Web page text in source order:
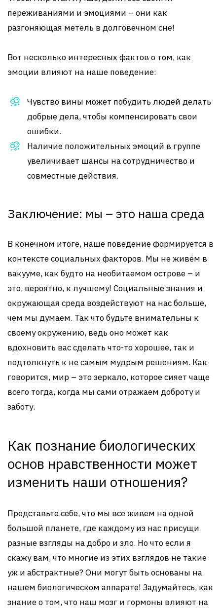
переживаниями и эмоциями – они как
разгоняющая метель в долговечном сне!
Вот несколько интересных фактов о том, как
эмоции влияют на наше поведение:
Чувство вины может побудить людей делать
добрые дела, чтобы компенсировать свои
ошибки.
Наличие положительных эмоций в группе
увеличивает шансы на сотрудничество и
совместные действия.
Заключение: мы – это наша среда
В конечном итоге, наше поведение формируется в
контексте социальных факторов. Мы не живём в
вакууме, как будто на необитаемом острове – и
это, вероятно, к лучшему! Социальные знания и
окружающая среда воздействуют на нас больше,
чем мы думаем. Так что будьте внимательны к
своему окружению, ведь оно может как
вдохновить вас сделать что-то хорошее, так и
подтолкнуть к не самым мудрым решениям. Как
говорится, мир – это зеркало, которое сияет чаще
всего тогда, когда мы сами отражаем доброту и
заботу.
Как познание биологических
основ нравственности может
изменить наши отношения?
Представьте себе, что мы все живем на одной
большой планете, где каждому из нас присущи
разные взгляды на добро и зло. Но что если я
скажу вам, что многие из этих взглядов не такие
уж и абстрактные? Они могут быть основаны на
нашем биологическом аппарате! Задумайтесь, как
знание о том, что наш мозг и гормоны влияют на